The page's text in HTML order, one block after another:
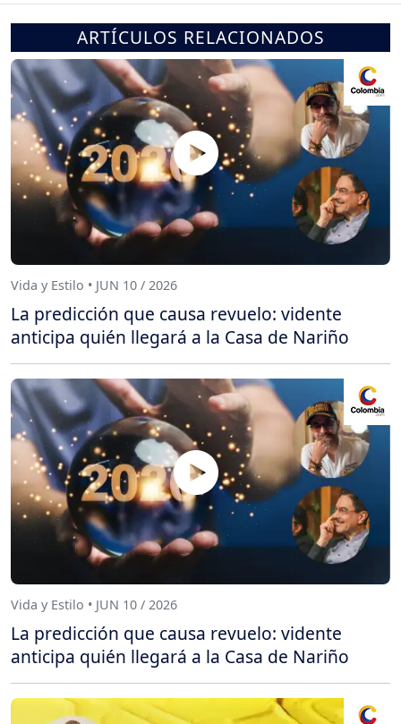
ARTÍCULOS RELACIONADOS
Vida y Estilo • JUN 10 / 2026
La predicción que causa revuelo: vidente
anticipa quién llegará a la Casa de Nariño
Vida y Estilo • JUN 10 / 2026
La predicción que causa revuelo: vidente
anticipa quién llegará a la Casa de Nariño